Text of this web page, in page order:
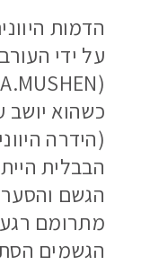
הדמות
על ידי
כשהוא יושב
(הידרה
הבבלית
הגשם
מתרומם
הגשמים